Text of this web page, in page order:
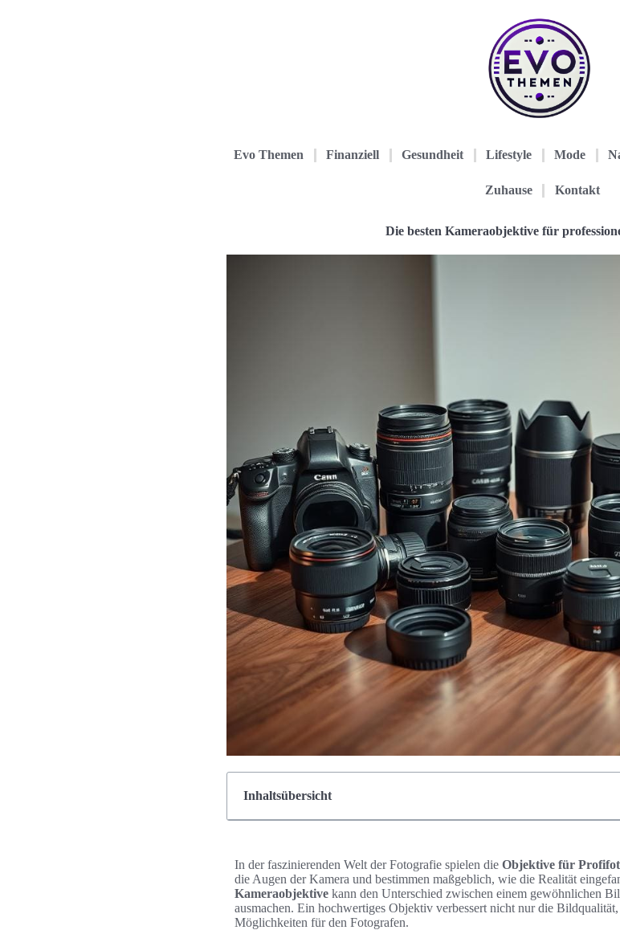
Evo Themen Finanziell Gesundheit Lifestyle Mode
Zuhause Kontakt
Die besten Kameraobjektive für
Inhaltsübersicht
In der faszinierenden Welt der Fotografie spielen die Objektive für
die Augen der Kamera und bestimmen maßgeblich, wie die Realität
Kameraobjektive kann den Unterschied zwischen einem gewöhnlichen
ausmachen. Ein hochwertiges Objektiv verbessert nicht nur die
Möglichkeiten für den Fotografen.